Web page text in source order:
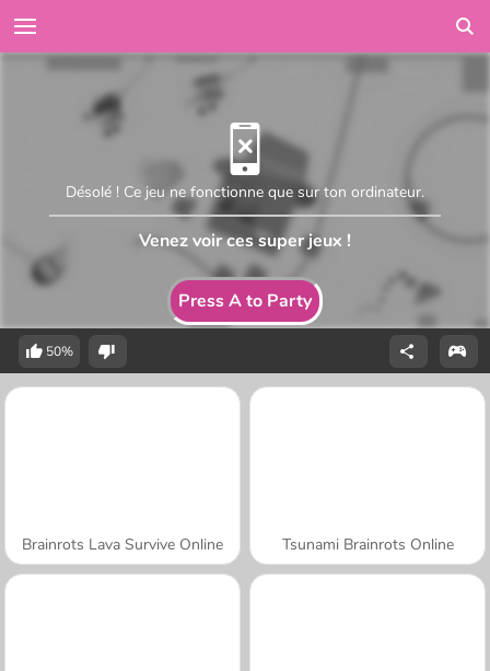
Press A to Party
Désolé ! Ce jeu ne fonctionne que sur ton ordinateur.
Venez voir ces super jeux !
50%
Brainrots Lava Survive Online Tsunami Brainrots Online